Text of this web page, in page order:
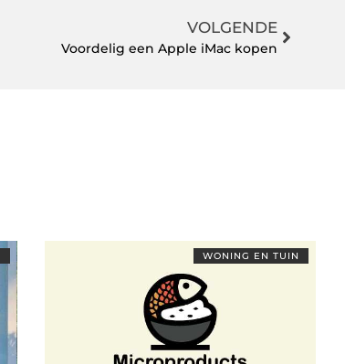
VOLGENDE
Voordelig een Apple iMac kopen
WONING EN TUIN